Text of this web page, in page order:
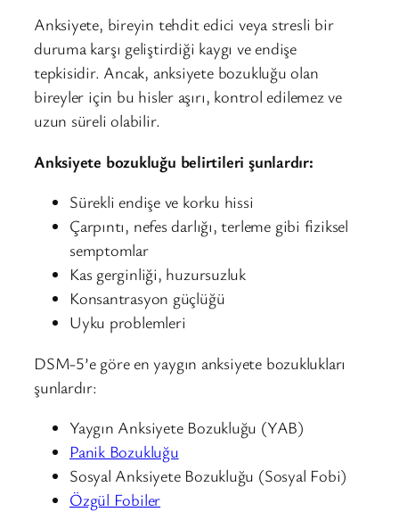
Anksiyete, bireyin tehdit edici veya stresli bir
duruma karşı geliştirdiği kaygı ve endişe
tepkisidir. Ancak, anksiyete bozukluğu olan
bireyler için bu hisler aşırı, kontrol edilemez ve
uzun süreli olabilir.
Anksiyete bozukluğu belirtileri şunlardır:
Sürekli endişe ve korku hissi
Çarpıntı, nefes darlığı, terleme gibi fiziksel
semptomlar
Kas gerginliği, huzursuzluk
Konsantrasyon güçlüğü
Uyku problemleri
DSM-5’e göre en yaygın anksiyete bozuklukları
şunlardır:
Yaygın Anksiyete Bozukluğu (YAB)
Panik Bozukluğu
Sosyal Anksiyete Bozukluğu (Sosyal Fobi)
Özgül Fobiler